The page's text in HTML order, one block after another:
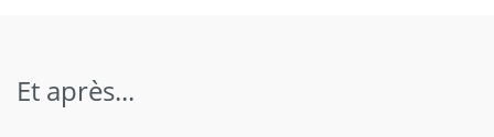
Et après...